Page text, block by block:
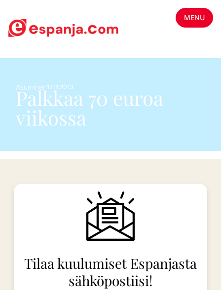
MENU
Asuminen17.11.2013
Palkkaa 70 euroa
viikossa
Tilaa kuulumiset Espanjasta
sähköpostiisi!